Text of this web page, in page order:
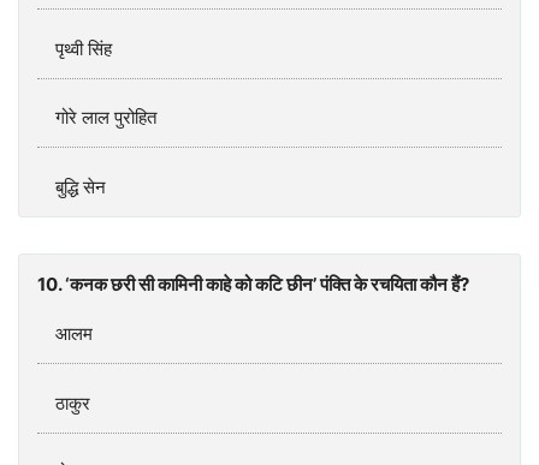
पृथ्वी सिंह
गोरे लाल पुरोहित
बुद्धि सेन
10. ‘कनक छरी सी कामिनी काहे को कटि छीन’ पंक्ति के रचयिता कौन हैं?
आलम
ठाकुर